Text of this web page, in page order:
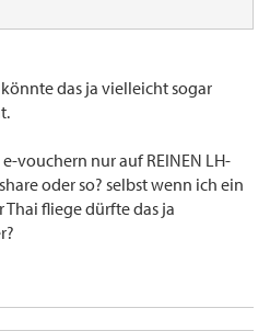
das ja vielleicht sogar
vouchern nur auf REINEN LH-
oder so? selbst wenn ich ein
Thai fliege dürfte das ja